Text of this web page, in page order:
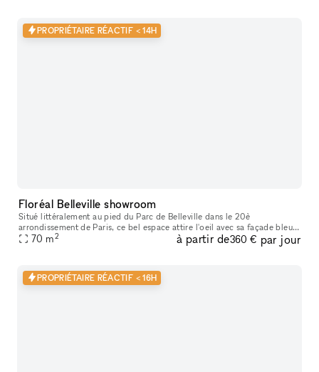
PROPRIÉTAIRE RÉACTIF < 14H
Floréal Belleville showroom
Situé littéralement au pied du Parc de Belleville dans le 20è
arrondissement de Paris, ce bel espace attire l'oeil avec sa façade bleue
turquoise. Idéal pour un pop-up store ou lancement de produit.
70 m2 à partir de360 € par jour
PROPRIÉTAIRE RÉACTIF < 16H